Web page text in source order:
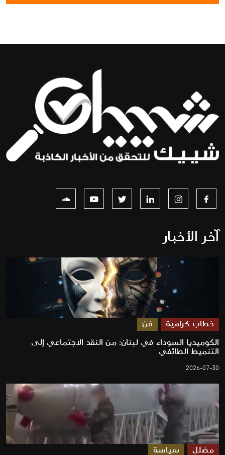
آخر الأخبار
خطاب كراهية فن
الكوميديا السوداء في لبنان: من النقد الاجتماعي إلى
التنميط الطائفي
2026-07-30
مضلل سياسة